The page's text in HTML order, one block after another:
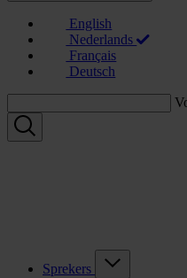
English
Nederlands
Français
Deutsch
Sprekers